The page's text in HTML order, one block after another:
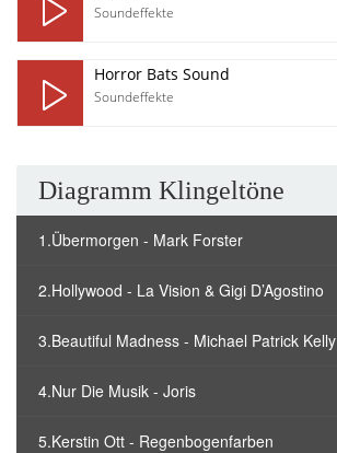
Soundeffekte
Horror Bats Sound
Soundeffekte
Diagramm Klingeltöne
1.Übermorgen - Mark Forster
2.Hollywood - La Vision & Gigi D’Agostino
3.Beautiful Madness - Michael Patrick Kelly
4.Nur Die Musik - Joris
5.Kerstin Ott - Regenbogenfarben